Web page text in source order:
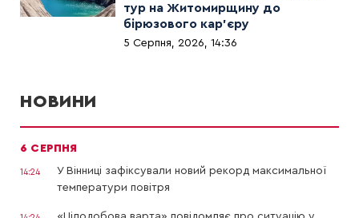
тур на Житомирщину до
бірюзового кар’єру
5 Серпня, 2026, 14:36
НОВИНИ
6 СЕРПНЯ
14:24
У Вінниці зафіксували новий рекорд максимальної
температури повітря